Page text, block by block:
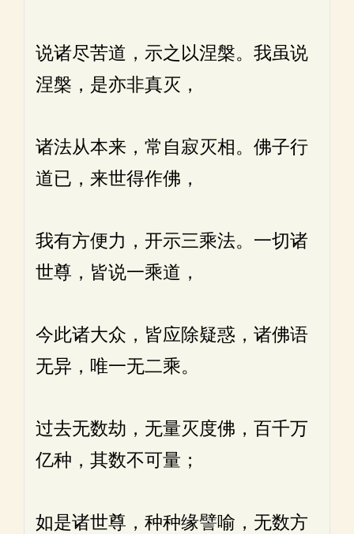
说诸尽苦道，示之以涅槃。我虽说
涅槃，是亦非真灭，
诸法从本来，常自寂灭相。佛子行
道已，来世得作佛，
我有方便力，开示三乘法。一切诸
世尊，皆说一乘道，
今此诸大众，皆应除疑惑，诸佛语
无异，唯一无二乘。
过去无数劫，无量灭度佛，百千万
亿种，其数不可量；
如是诸世尊，种种缘譬喻，无数方